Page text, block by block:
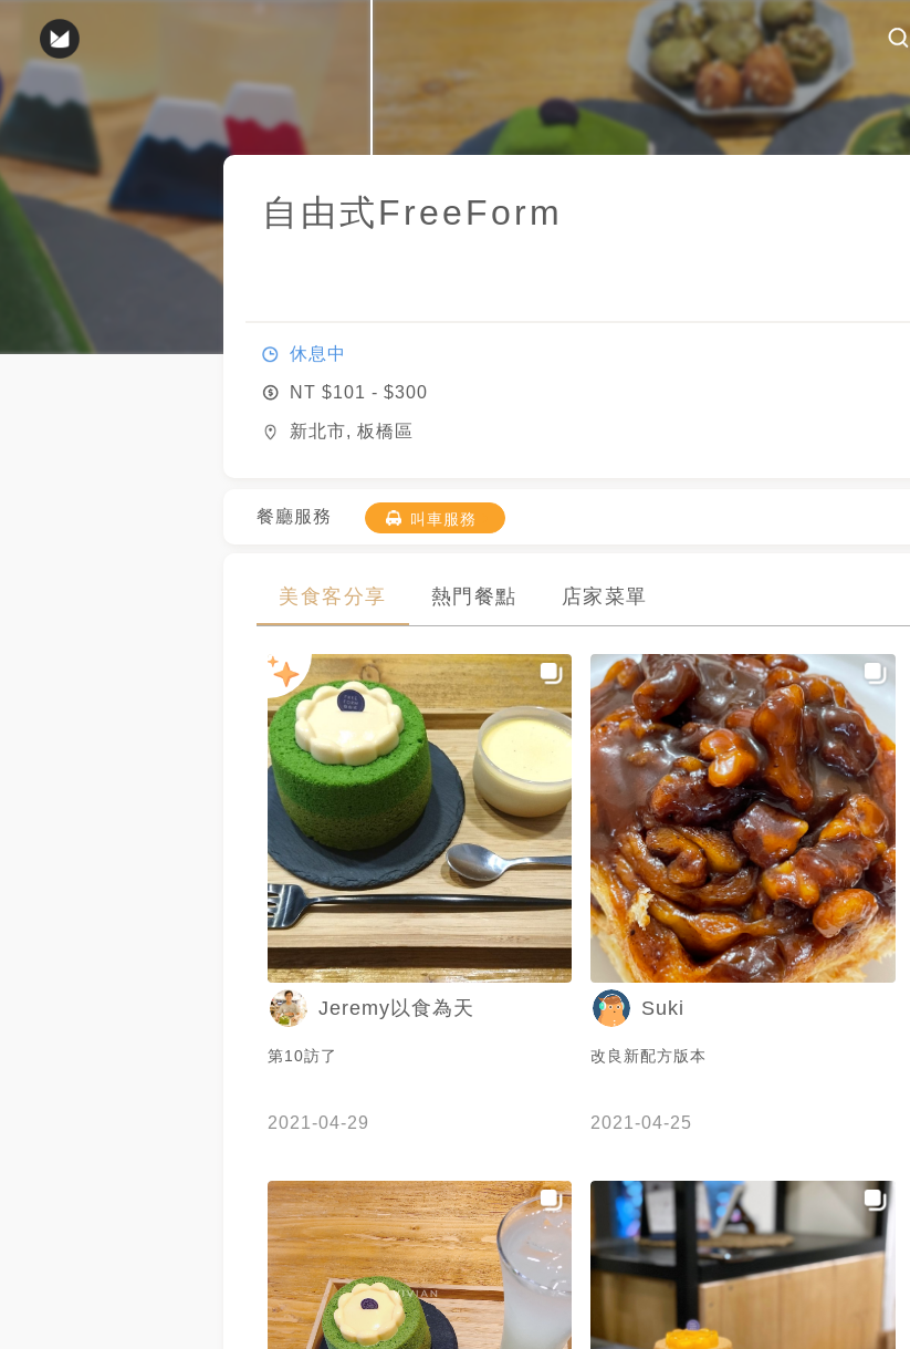
自由式FreeForm
休息中
NT $101 - $300
新北市, 板橋區
餐廳服務 叫車服務
美食客分享 熱門餐點 店家菜單
Jeremy以食為天
第10訪了
2021-04-29
Suki
改良新配方版本
2021-04-25